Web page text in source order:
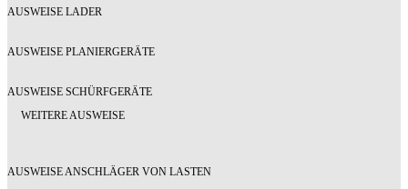
AUSWEISE LADER
AUSWEISE PLANIERGERÄTE
AUSWEISE SCHÜRFGERÄTE
WEITERE AUSWEISE
AUSWEISE ANSCHLÄGER VON LASTEN